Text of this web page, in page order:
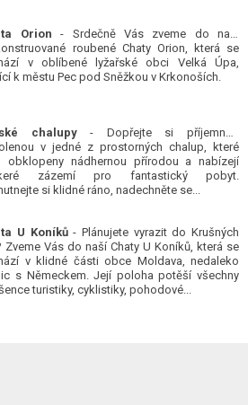
Orion - Srdečně Vás zveme do naší
roubené Chaty Orion, která se
v oblíbené lyžařské obci Velká Úpa,
k městu Pec pod Sněžkou v Krkonoších.
chalupy- Dopřejte si příjemnou
v jedné z prostorných chalup, které
obklopeny nádhernou přírodou a nabízejí
zázemí pro fantastický pobyt.
si klidné ráno, nadechněte se...
U Koníků- Plánujete vyrazit do Krušných
Zveme Vás do naší Chaty U Koníků, která se
v klidné části obce Moldava, nedaleko
s Německem. Její poloha potěší všechny
turistiky, cyklistiky, pohodové...